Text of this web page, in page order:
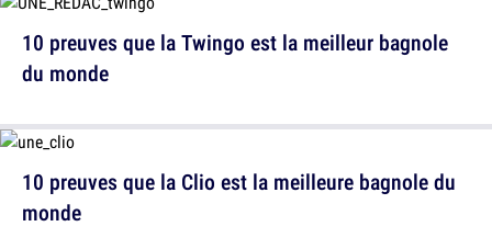
10 preuves que la Twingo est la meilleur bagnole
du monde
10 preuves que la Clio est la meilleure bagnole du
monde